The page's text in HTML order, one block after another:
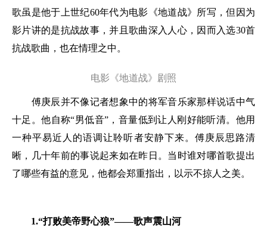
歌虽是他于上世纪60年代为电影《地道战》所写，但因为
影片讲的是抗战故事，并且歌曲深入人心，因而入选30首
抗战歌曲，也在情理之中。
电影《地道战》剧照
傅庚辰并不像记者想象中的将军音乐家那样说话中气
十足。他自称“男低音”，音量低到让人刚好能听清。他用
一种平易近人的语调让聆听者安静下来。傅庚辰思路清
晰，几十年前的事说起来如在昨日。当时谁对哪首歌提出
了哪些有益的意见，他都会郑重指出，以示不掠人之美。
1.“打败美帝野心狼”——歌声震山河